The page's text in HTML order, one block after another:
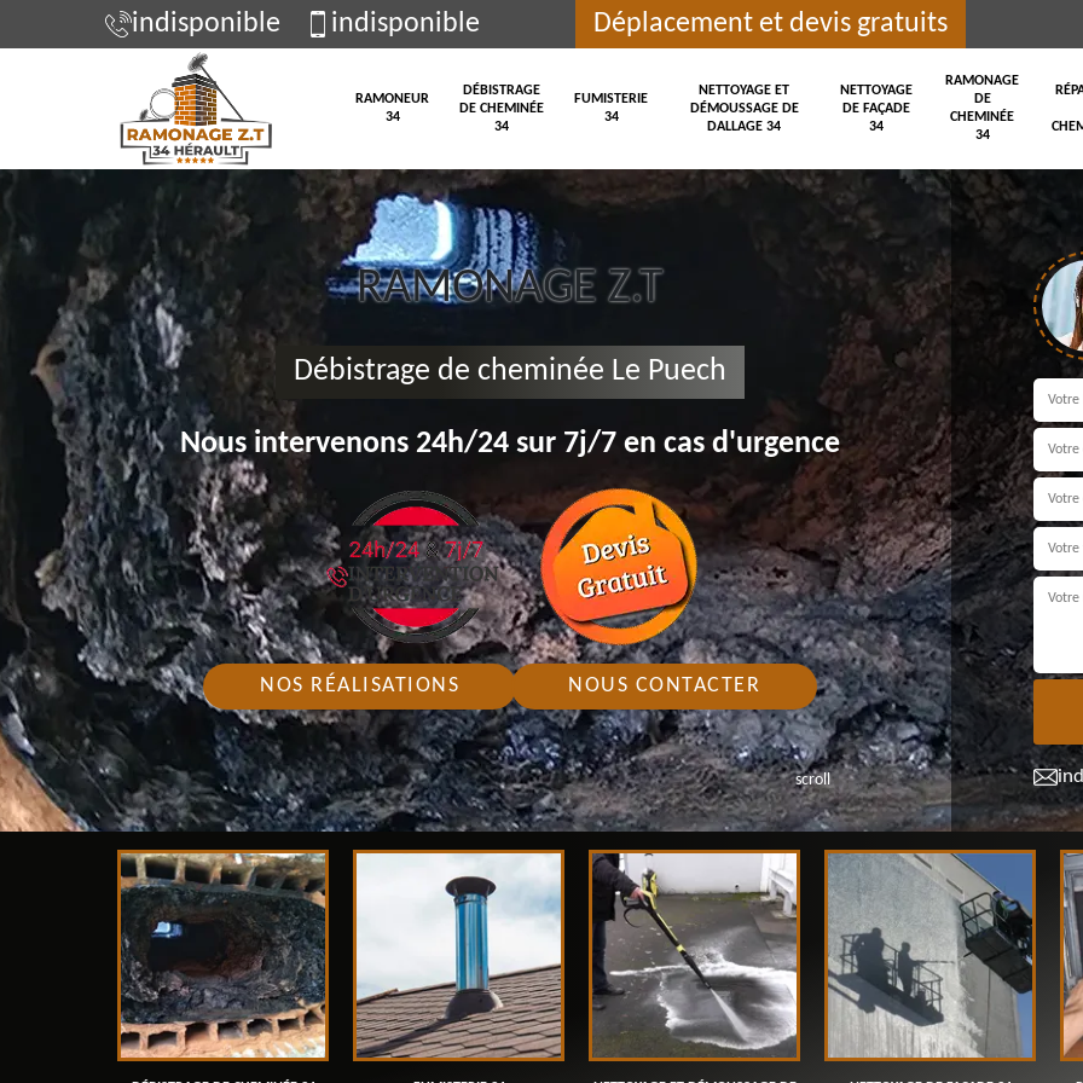
indisponible indisponible Déplacement et devis gratuits
RAMONEUR
34
DÉBISTRAGE
DE CHEMINÉE
34
FUMISTERIE
34
NETTOYAGE ET
DÉMOUSSAGE DE
DALLAGE 34
NETTOYAGE
DE FAÇADE
34
RAMONAGE
DE
CHEMINÉE
34
scroll
RAMONAGE Z.T
Débistrage de cheminée Le Puech
Nous intervenons 24h/24 sur 7j/7 en cas d'urgence
NOS RÉALISATIONS NOUS CONTACTER